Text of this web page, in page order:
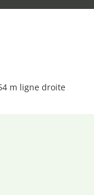
m ligne droite